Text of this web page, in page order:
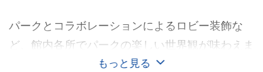
もっと見る
パークとコラボレーションによるロビー装飾な
ど、館内各所でパークの楽しい世界観が味わえま
す。 ◆全室禁煙です。1階ロビーに喫煙所がござ